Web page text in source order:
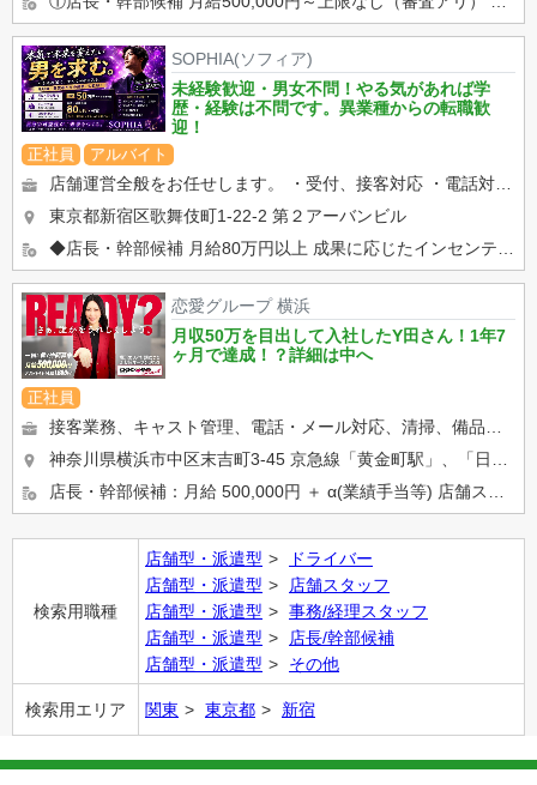
SOPHIA(ソフィア)
未経験歓迎・男女不問！やる気があれば学
歴・経験は不問です。異業種からの転職歓
迎！
正社員 アルバイト
東京都新宿区歌舞伎町1-22-2 第２アーバンビル
恋愛グループ 横浜
月収50万を目出して入社したY田さん！1年7
ヶ月で達成！？詳細は中へ
正社員
検索用職種
店舗型・派遣型
ドライバー
店舗型・派遣型
店舗スタッフ
店舗型・派遣型
事務/経理スタッフ
店舗型・派遣型
店長/幹部候補
店舗型・派遣型
その他
検索用エリア 関東 東京都 新宿